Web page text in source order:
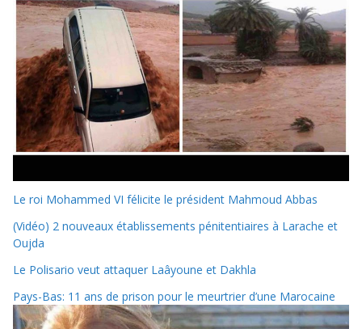
Le roi Mohammed VI félicite le président Mahmoud Abbas
(Vidéo) 2 nouveaux établissements pénitentiaires à Larache et
Oujda
Le Polisario veut attaquer Laâyoune et Dakhla
Pays-Bas: 11 ans de prison pour le meurtrier d’une Marocaine